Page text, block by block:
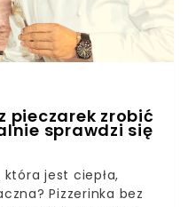
pieczarek zrobić
sprawdzi się
jest ciepła,
Pizzerinka bez